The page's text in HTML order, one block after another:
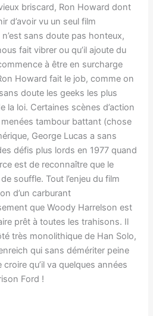
briscard, Ron Howard dont
d’avoir vu un seul film
sans doute pas honteux,
fait vibrer ou qu’il ajoute du
à être en surcharge
Howard fait le job, comme on
doute les geeks les plus
la loi. Certaines scènes d’action
tambour battant (chose
George Lucas a sans
défis plus lords en 1977 quand
est de reconnaître que le
souffle. Tout l’enjeu du film
d’un carburant
que Woody Harrelson est
prêt à toutes les trahisons. Il
très monolithique de Han Solo,
qui sans démériter peine
qu’il va quelques années
Ford !